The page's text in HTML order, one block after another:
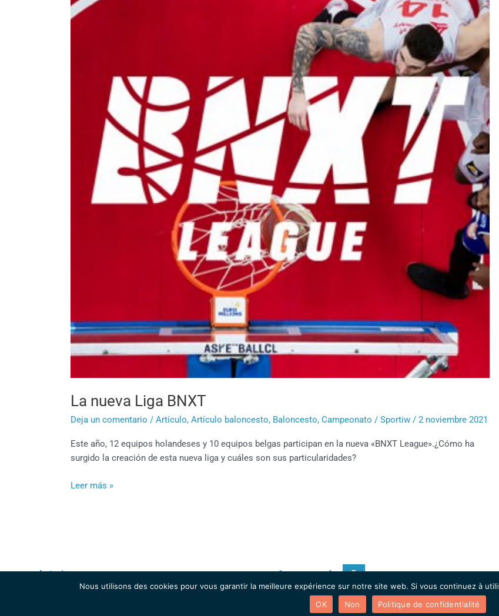
La nueva Liga BNXT
Deja un comentario /Artículo,Artículo baloncesto, Baloncesto,Campeonato /Sportiw/2 noviembre 2021
Este año, 12 equipos holandeses y 10 equipos belgas participan en la nueva «BNXT League».¿Cómo ha
surgido la creación de esta nueva liga y cuáles son sus particularidades?
BNXT
Leer más »
←Anterior 1 … 4 5
Nous utilisons des cookies pour vous garantir la meilleure expérience sur notre site web. Si vous continuez à
OK
Non Politique de confidentialité